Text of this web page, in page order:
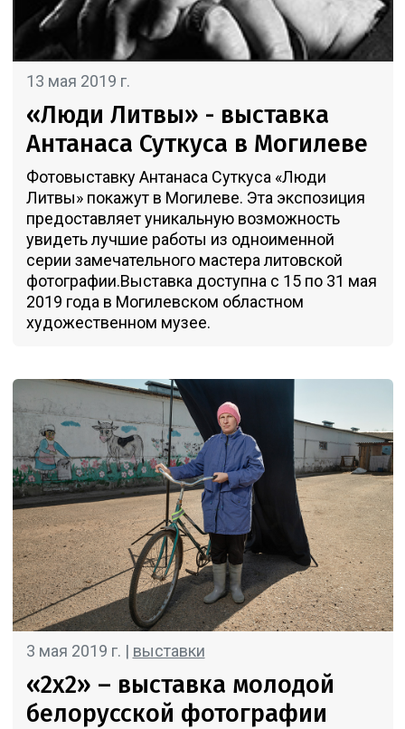
13 мая 2019 г.
«Люди Литвы» - выставка
Антанаса Суткуса в Могилеве
Фотовыставку Антанаса Суткуса «Люди
Литвы» покажут в Могилеве. Эта экспозиция
предоставляет уникальную возможность
увидеть лучшие работы из одноименной
серии замечательного мастера литовской
фотографии.Выставка доступна с 15 по 31 мая
2019 года в Могилевском областном
художественном музее.
3 мая 2019 г. | выставки
«2х2» – выставка молодой
белорусской фотографии